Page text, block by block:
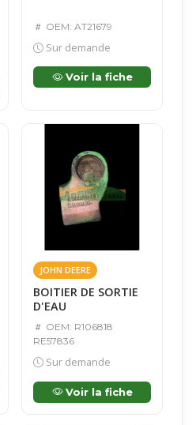
OEM: AT21679
Sur demande
Voir la fiche
JOHN DEERE
BOITIER DE SORTIE
D'EAU
OEM: R106818
RE57836
Sur demande
Voir la fiche